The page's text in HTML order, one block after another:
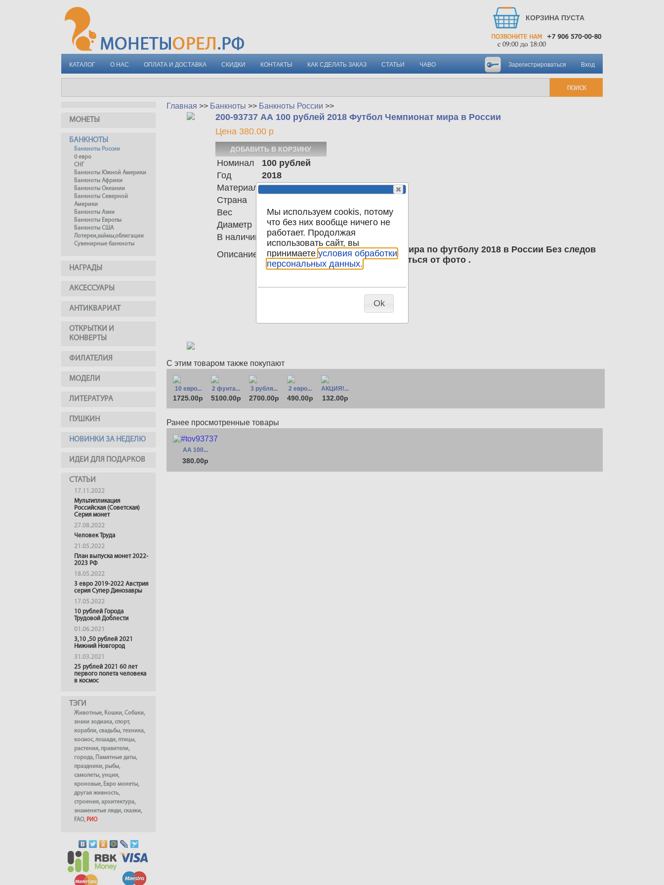
КОРЗИНА ПУСТА
КАТАЛОГ О НАС ОПЛАТА И ДОСТАВКА СКИДКИ КОНТАКТЫ КАК СДЕЛАТЬ ЗАКАЗ СТАТЬИ ЧАВО Вход
Зарегистрироваться
МОНЕТЫ
БАНКНОТЫ
Банкноты России
0 евро
СНГ
Банкноты Южной Америки
Банкноты Африки
Банкноты Океании
Банкноты Северной
Америки
Банкноты Азии
Банкноты Европы
Банкноты США
Лотереи,займы,облигации
Сувенирные банкноты
НАГРАДЫ
АКСЕССУАРЫ
АНТИКВАРИАТ
ОТКРЫТКИ И
КОНВЕРТЫ
ФИЛАТЕЛИЯ
МОДЕЛИ
ЛИТЕРАТУРА
ПУШКИН
НОВИНКИ ЗА НЕДЕЛЮ
ИДЕИ ДЛЯ ПОДАРКОВ
СТАТЬИ
17.11.2022
Мультипликация
Российская (Советская)
Серия монет
27.08.2022
Человек Труда
21.05.2022
План выпуска монет 2022-
2023 РФ
18.05.2022
3 евро 2019-2022 Австрия
серия Супер Динозавры
17.05.2022
10 рублей Города
Трудовой Доблести
01.06.2021
3,10 ,50 рублей 2021
Нижний Новгород
31.03.2021
25 рублей 2021 60 лет
первого полета человека
в космос
ТЭГИ
Животные, Кошки,Собаки,
знаки зодиака,спорт,
корабли,свадьбы,техника,
космос,лошади, птицы,
растения, правители,
города, Памятные даты,
праздники, рыбы,
самолеты,унция,
кроновые, Евро монеты,
другая живность,
строения,архитектура,
знаменитые люди,сказки,
FAO, РИО
Главная >> Банкноты >> Банкноты России >>
200-93737 АА 100 рублей 2018 Футбол Чемпионат мира в России
Цена 380.00 р
Номинал
100 рублей
Год
2018
Материал
Страна
Вес
0.00
Диаметр
0.00
В наличии
36
Описание
100 рублей 2018 АА Чемпионат мира по футболу 2018 в России Без следов
обращения, номер может отличаться от фото .
С этим товаром также покупают
10 евро...
1725.00р
2 фунта...
5100.00р
3 рубля...
2700.00р
2 евро...
490.00р
АКЦИЯ!...
132.00р
Ранее просмотренные товары
АА 100...
380.00р
Мы используем cookis, потому
что без них вообще ничего не
работает. Продолжая
использовать сайт, вы
принимаете условия обработки
персональных данных.
Ok